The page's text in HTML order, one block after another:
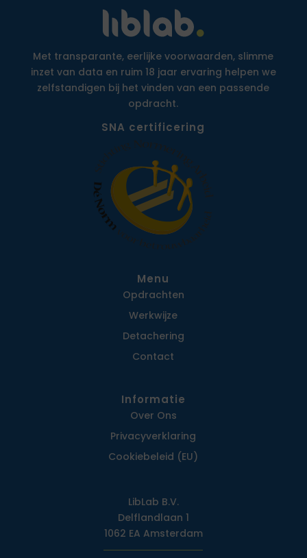
Met transparante, eerlijke voorwaarden, slimme
inzet van data en ruim 18 jaar ervaring helpen we
zelfstandigen bij het vinden van een passende
opdracht.
SNA certificering
Menu
Opdrachten
Werkwijze
Detachering
Contact
Informatie
Over Ons
Privacy­verklaring
Cookiebeleid (EU)
LibLab B.V.
Delflandlaan 1
1062 EA Amsterdam